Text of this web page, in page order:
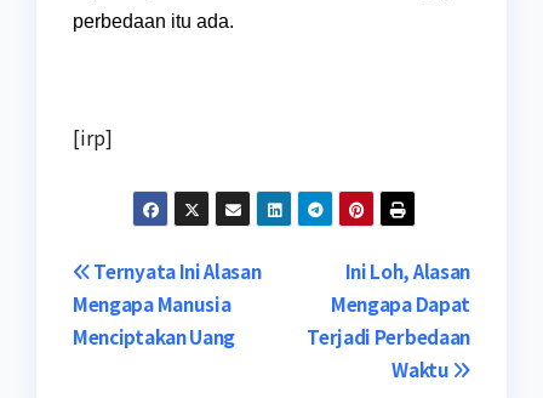
perbedaan itu ada.
[irp]
Navigasi
pos
Ini Loh, Alasan
Mengapa Dapat
Terjadi Perbedaan
Waktu
Ternyata Ini Alasan
Mengapa Manusia
Menciptakan Uang